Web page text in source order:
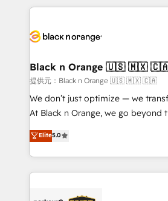
embark on a transformational
business up for long-term success.
business. If not now, when?
pourquoi, nos experts sont à la
référencement, votre stratégie
projet HubSpot avec DIGITALISIM : 🧽
migration et intégration des bases
Développement des interfaces
métiers ⚙️ Configuration de la plateforme HubSpot
Book Process & Guidelines
Formations des utilisateurs
Black n Orange 🇺🇸 🇲🇽
提供元：Black n Orange 🇺🇸 🇲🇽 🇨🇦
We don’t just optimize — we
At Black n Orange, we go beyond
Marketing with our exclusive
BOOMS and BOOST. Together,
combination that has driven
businesses worldwide. As Elite HubSpot Partners, we
Elite5.0